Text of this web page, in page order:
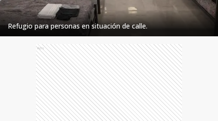
Refugio para personas en situación de calle.
Ads